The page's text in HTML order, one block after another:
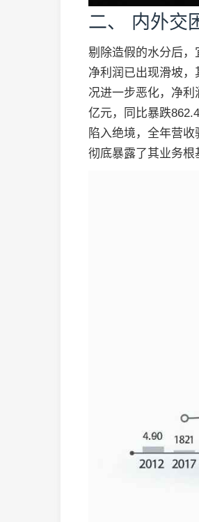
二、 内外交
剔除造假的水分后，
净利润已出现滑坡
况进一步恶化，净
亿元，同比暴跌
陷入绝境，全年营
彻底暴露了其业务根